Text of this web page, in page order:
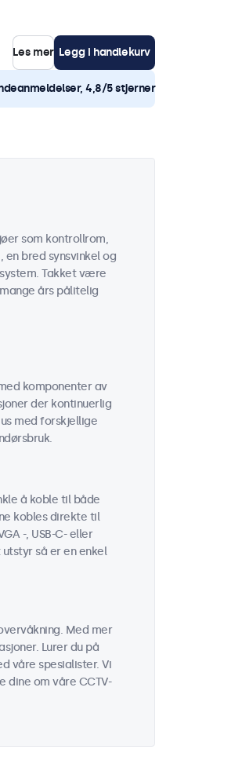
Les mer Legg i handlekurv
4,8/5 stjerner
som kontrollrom,
bred synsvinkel og
Takket være
års pålitelig
komponenter av
der kontinuerlig
med forskjellige
å koble til både
kobles direkte til
-, USB-C- eller
så er en enkel
Med mer
Lurer du på
våre spesialister. Vi
dine om våre CCTV-